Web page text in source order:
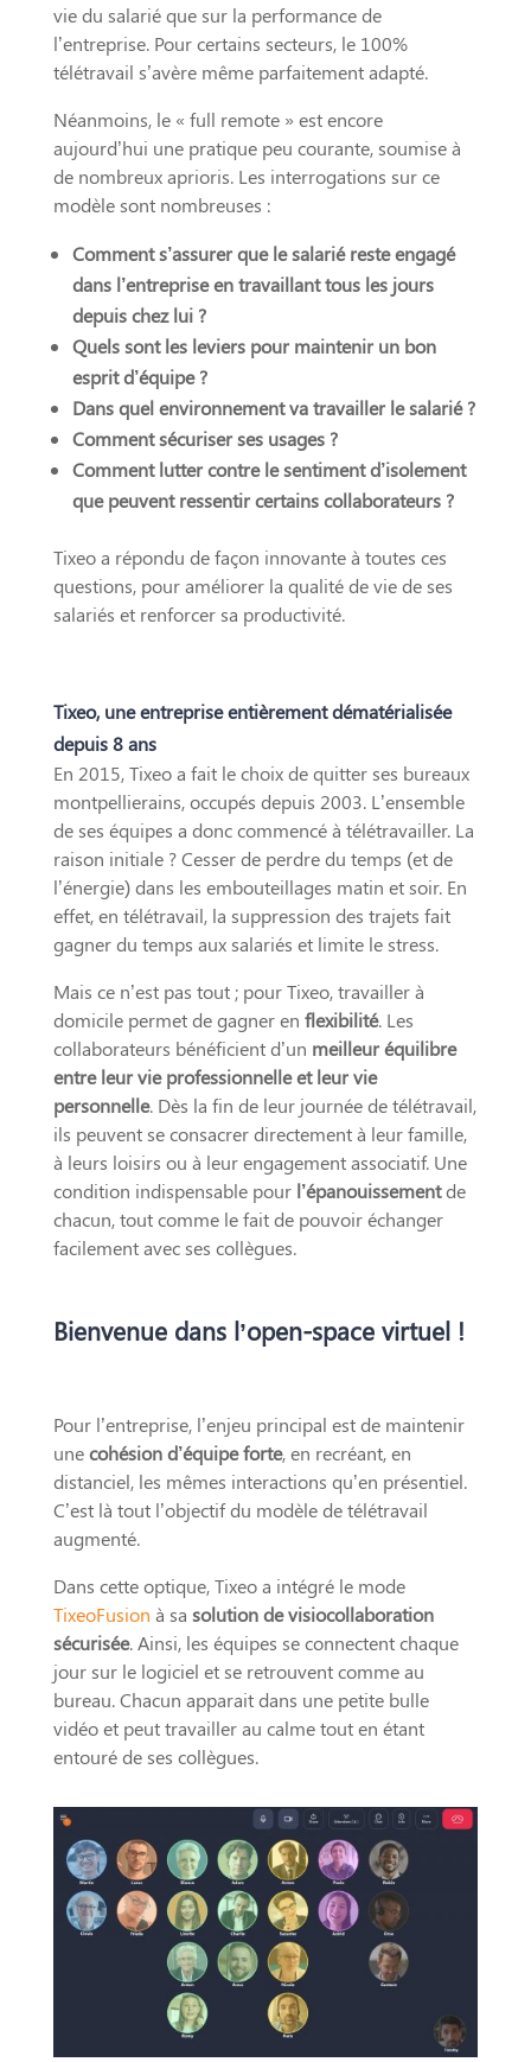
vie du salarié que sur la performance de
l’entreprise. Pour certains secteurs, le 100%
télétravail s’avère même parfaitement adapté.
Néanmoins, le « full remote » est encore
aujourd’hui une pratique peu courante, soumise à
de nombreux aprioris. Les interrogations sur ce
modèle sont nombreuses :
Comment s’assurer que le salarié reste engagé
dans l’entreprise en travaillant tous les jours
depuis chez lui ?
Quels sont les leviers pour maintenir un bon
esprit d’équipe ?
Dans quel environnement va travailler le salarié ?
Comment sécuriser ses usages ?
Comment lutter contre le sentiment d’isolement
que peuvent ressentir certains collaborateurs ?
Tixeo a répondu de façon innovante à toutes ces
questions, pour améliorer la qualité de vie de ses
salariés et renforcer sa productivité.
Tixeo, une entreprise entièrement dématérialisée
depuis 8 ans
En 2015, Tixeo a fait le choix de quitter ses bureaux
montpellierains, occupés depuis 2003. L’ensemble
de ses équipes a donc commencé à télétravailler. La
raison initiale ? Cesser de perdre du temps (et de
l’énergie) dans les embouteillages matin et soir. En
effet, en télétravail, la suppression des trajets fait
gagner du temps aux salariés et limite le stress.
Mais ce n’est pas tout ; pour Tixeo, travailler à
domicile permet de gagner en flexibilité. Les
collaborateurs bénéficient d’un meilleur équilibre
entre leur vie professionnelle et leur vie
personnelle. Dès la fin de leur journée de télétravail,
ils peuvent se consacrer directement à leur famille,
à leurs loisirs ou à leur engagement associatif. Une
condition indispensable pour l’épanouissementde
chacun, tout comme le fait de pouvoir échanger
facilement avec ses collègues.
Bienvenue dans l’open-space virtuel !
Pour l’entreprise, l’enjeu principal est de maintenir
unecohésion d’équipe forte, en recréant, en
distanciel, les mêmes interactions qu’en présentiel.
C’est là tout l’objectif du modèle de télétravail
augmenté.
Dans cette optique, Tixeo a intégré le mode
TixeoFusion à sa solution de visiocollaboration
sécurisée. Ainsi, les équipes se connectent chaque
jour sur le logiciel et se retrouvent comme au
bureau. Chacun apparait dans une petite bulle
vidéo et peut travailler au calme tout en étant
entouré de ses collègues.